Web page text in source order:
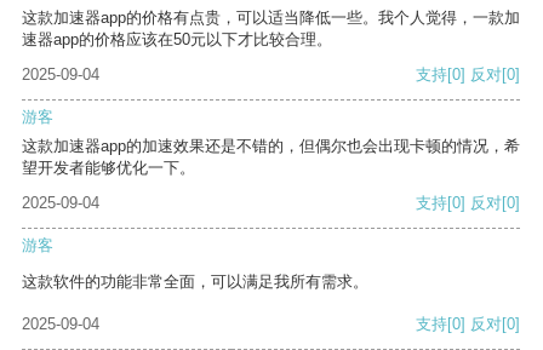
这款加速器app的价格有点贵，可以适当降低一些。我个人觉得，一款加
速器app的价格应该在50元以下才比较合理。
2025-09-04
支持[0] 反对[0]
游客
这款加速器app的加速效果还是不错的，但偶尔也会出现卡顿的情况，希
望开发者能够优化一下。
2025-09-04
支持[0] 反对[0]
游客
这款软件的功能非常全面，可以满足我所有需求。
2025-09-04 支持[0] 反对[0]